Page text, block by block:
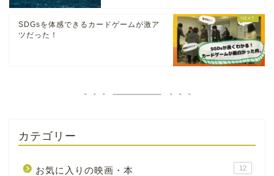
SDGsを体感できるカードゲームが激ア
ツだった！
カテゴリー
お気に入りの映画・本 12